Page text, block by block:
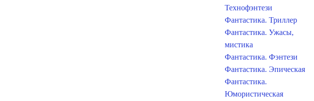
Технофэнтези
Фантастика. Триллер
Фантастика. Ужасы,
мистика
Фантастика. Фэнтези
Фантастика. Эпическая
Фантастика.
Юмористическая